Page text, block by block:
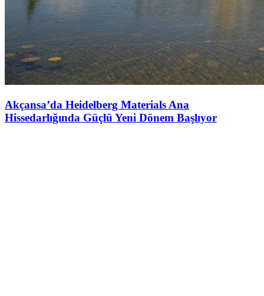
Akçansa’da Heidelberg Materials Ana
Hissedarlığında Güçlü Yeni Dönem Başlıyor